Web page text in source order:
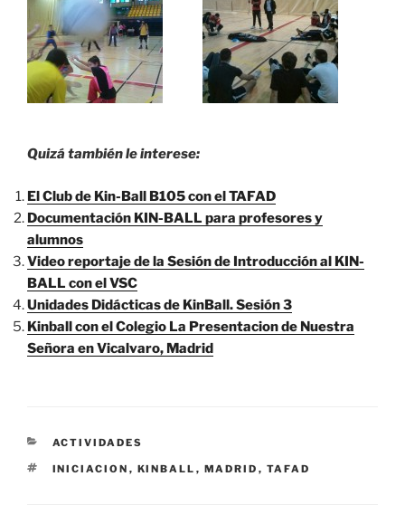
Quizá también le interese:
El Club de Kin-Ball B105 con el TAFAD
Documentación KIN-BALL para profesores y
alumnos
Video reportaje de la Sesión de Introducción al KIN-
BALL con el VSC
Unidades Didácticas de KinBall. Sesión 3
Kinball con el Colegio La Presentacion de Nuestra
Señora en Vicalvaro, Madrid
CATEGORÍAS
ACTIVIDADES
ETIQUETAS
INICIACION , KINBALL , MADRID , TAFAD